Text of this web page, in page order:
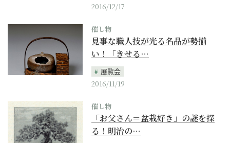
2016/12/17
催し物
見事な職人技が光る名品が勢揃
い！「きせる…
展覧会
2016/11/19
催し物
「お父さん＝盆栽好き」の謎を探
る！明治の…